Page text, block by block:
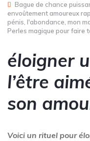
Bague de chance
envoûtement amoureux
pénis l'abondance mon
Perles magique pour faire
éloigner
l’être
son
Voici un rituel pour